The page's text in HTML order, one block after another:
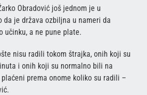
Obradović još jednom je u
da je država ozbiljna u nameri da
učinku, a ne pune plate.
nisu radili tokom štrajka, onih koji su
i onih koji su normalno bili na
prema onome koliko su radili –